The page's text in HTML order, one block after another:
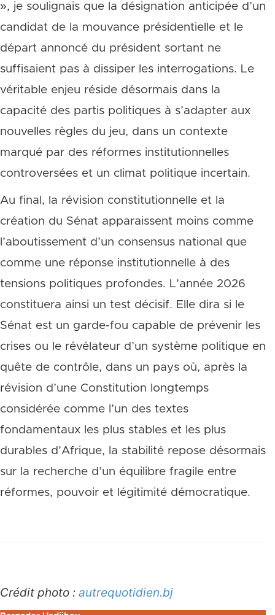
», je soulignais que la désignation anticipée d’un
candidat de la mouvance présidentielle et le
départ annoncé du président sortant ne
suffisaient pas à dissiper les interrogations. Le
véritable enjeu réside désormais dans la
capacité des partis politiques à s’adapter aux
nouvelles règles du jeu, dans un contexte
marqué par des réformes institutionnelles
controversées et un climat politique incertain.
Au final, la révision constitutionnelle et la
création du Sénat apparaissent moins comme
l’aboutissement d’un consensus national que
comme une réponse institutionnelle à des
tensions politiques profondes. L’année 2026
constituera ainsi un test décisif. Elle dira si le
Sénat est un garde-fou capable de prévenir les
crises ou le révélateur d’un système politique en
quête de contrôle, dans un pays où, après la
révision d’une Constitution longtemps
considérée comme l’un des textes
fondamentaux les plus stables et les plus
durables d’Afrique, la stabilité repose désormais
sur la recherche d’un équilibre fragile entre
réformes, pouvoir et légitimité démocratique.
Crédit photo : autrequotidien.bj